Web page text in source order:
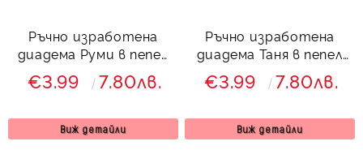
Ръчно изработена
диадема Руми в пепел
от рози
€3.99 7.80лв.
Виж детайли
Ръчно изработена
диадема Таня в пепел
от рози
€3.99 7.80лв.
Виж детайли